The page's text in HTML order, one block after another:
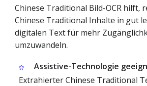
Chinese Traditional Bild-OCR hilft,
Chinese Traditional Inhalte in gut
digitalen Text für mehr
umzuwandeln.
Assistive-Technologie
Extrahierter Chinese Traditional